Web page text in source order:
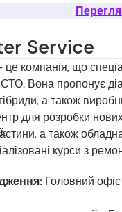
Service
компанія, що
Вона пропонує
а також
для розробки
а також
курси з
Головний